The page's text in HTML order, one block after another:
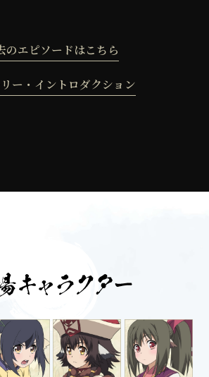
のエピソードはこちら
ー・イントロダクション